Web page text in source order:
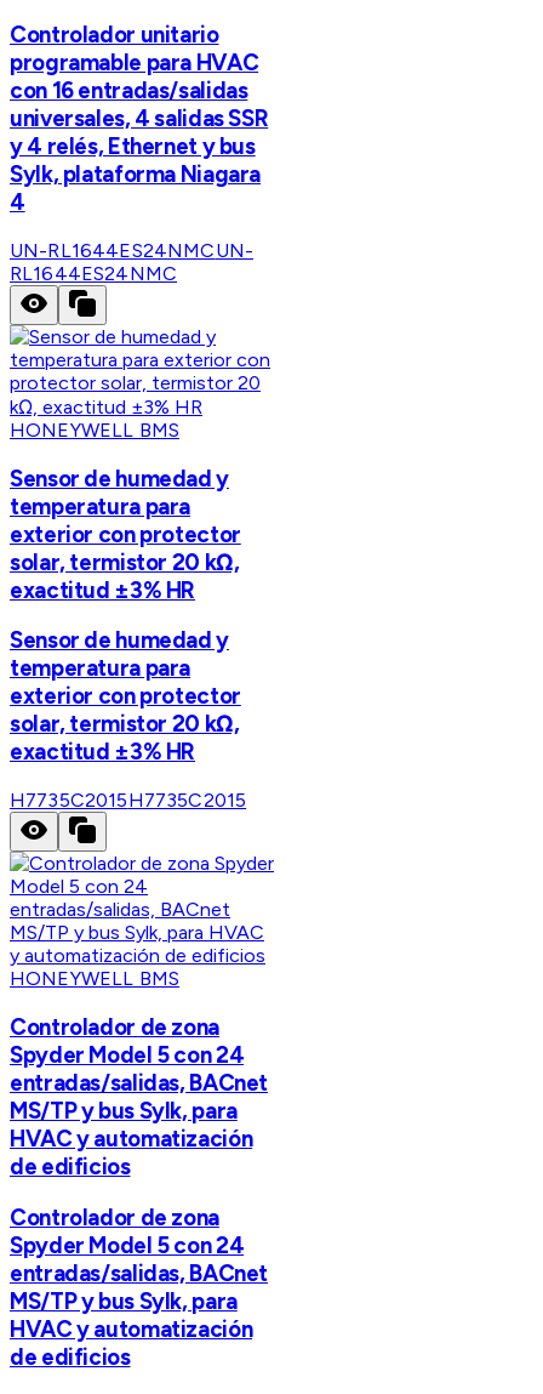
Controlador unitario
programable para HVAC
con 16 entradas/salidas
universales, 4 salidas SSR
y 4 relés, Ethernet y bus
Sylk, plataforma Niagara
4
UN-RL1644ES24NMCUN-
RL1644ES24NMC
HONEYWELL BMS
Sensor de humedad y
temperatura para
exterior con protector
solar, termistor 20 kΩ,
exactitud ±3% HR
Sensor de humedad y
temperatura para
exterior con protector
solar, termistor 20 kΩ,
exactitud ±3% HR
H7735C2015H7735C2015
HONEYWELL BMS
Controlador de zona
Spyder Model 5 con 24
entradas/salidas, BACnet
MS/TP y bus Sylk, para
HVAC y automatización
de edificios
Controlador de zona
Spyder Model 5 con 24
entradas/salidas, BACnet
MS/TP y bus Sylk, para
HVAC y automatización
de edificios